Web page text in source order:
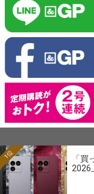
「
2026
1位